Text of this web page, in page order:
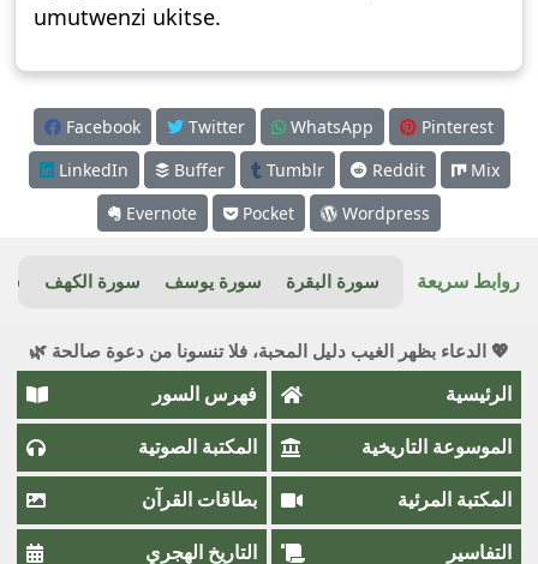
umutwenzi ukitse.
Facebook Twitter WhatsApp
Pinterest
LinkedIn
Buffer Tumblr Reddit
Mix
Evernote
Pocket Wordpress
روابط سريعة سورة البقرة سورة يوسف سورة الكهف
💖 الدعاء بظهر الغيب دليل المحبة، فلا تنسونا من دعوة صالحة 🌿
الرئيسية فهرس السور
الموسوعة التاريخية المكتبة الصوتية
المكتبة المرئية بطاقات القرآن
التفاسير التاريخ الهجري